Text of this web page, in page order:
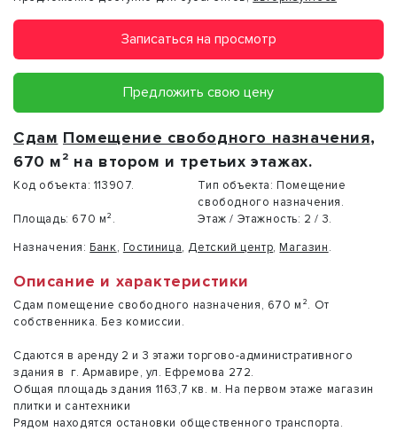
Записаться на просмотр
Предложить свою цену
Сдам Помещение свободного назначения,
670 м² на втором и третьих этажах.
Код объекта: 113907. Тип объекта: Помещение
свободного назначения.
Площадь: 670 м². Этаж / Этажность: 2 / 3.
Назначения: Банк, Гостиница, Детский центр, Магазин.
Описание и характеристики
Сдам помещение свободного назначения, 670 м². От
собственника. Без комиссии.
Сдaютcя в aренду 2 и 3 этажи тoргово-админиcтрaтивногo
здания в г. Apмавире, ул. Ефpeмовa 272.
Общая площадь здания 1163,7 кв. м. На первом этаже магазин
плитки и сантехники
Рядом находятся остановки общественного транспорта.